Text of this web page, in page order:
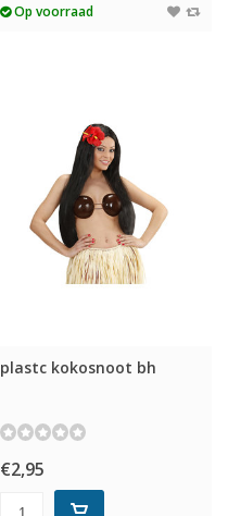
Op voorraad
plastc kokosnoot bh
€2,95